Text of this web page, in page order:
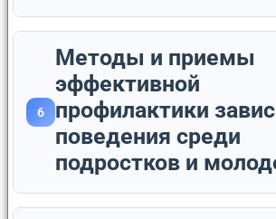
6
Методы и приемы
эффективной
профилактики
поведения среди
подростков и